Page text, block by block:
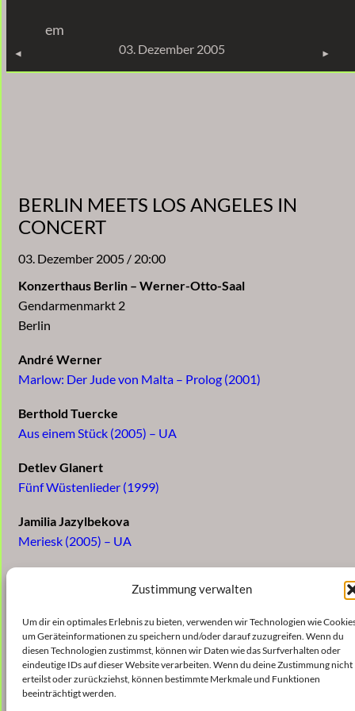
Zustimmung verwalten
Um dir ein optimales Erlebnis zu bieten, verwenden wir Technologien wie
um Geräteinformationen zu speichern und/oder darauf zuzugreifen. Wenn du
diesen Technologien zustimmst, können wir Daten wie das Surfverhalten oder
eindeutige IDs auf dieser Website verarbeiten. Wenn du deine Zustimmung nicht
erteilst oder zurückziehst, können bestimmte Merkmale und Funktionen
beeinträchtigt werden.
springen
em
03. Dezember 2005
BERLIN MEETS LOS ANGELES IN
CONCERT
03. Dezember 2005 / 20:00
Konzerthaus Berlin – Werner-Otto-Saal
Gendarmenmarkt 2
Berlin
André Werner
Marlow: Der Jude von Malta – Prolog (2001)
Berthold Tuercke
Aus einem Stück (2005) – UA
Detlev Glanert
Fünf Wüstenlieder (1999)
Jamilia Jazylbekova
Meriesk (2005) – UA
Mark Trayle
sierra.nevada (2005) – UA
Michael Wertmüller
metal-batt. (2004)